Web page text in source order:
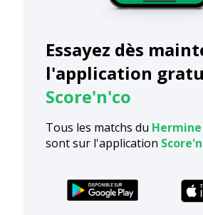
Essayez dès
l'application
Score'n'co
Tous les matchs du Hermine
sont sur l'application